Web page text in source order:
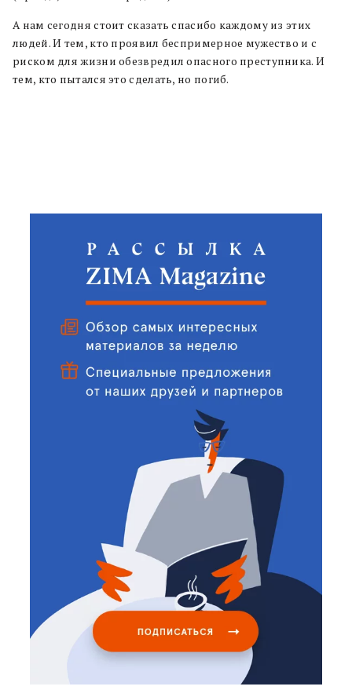
А нам сегодня стоит сказать спасибо каждому из этих
людей. И тем, кто проявил беспримерное мужество и с
риском для жизни обезвредил опасного преступника. И
тем, кто пытался это сделать, но погиб.